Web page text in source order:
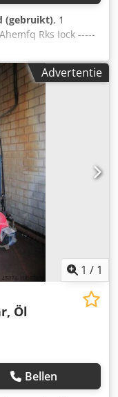
(gebruikt), 1
Rks Iock -----
met
werkdruk : 0
: 0 / + 200°
Advertentie
1 / 1
Öl
Bellen